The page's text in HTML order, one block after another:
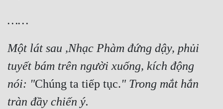
……
Một lát sau ,Nhạc Phàm đứng dậy, phủi
tuyết bám trên người xuống, kích động
nói: "Chúng ta tiếp tục." Trong mắt hắn
tràn đầy chiến ý.